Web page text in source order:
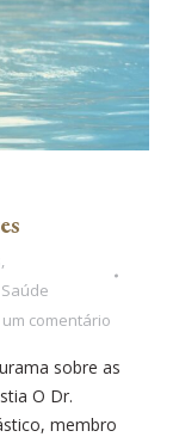
,
Saúde
comentário
sobre as
O Dr.
membro